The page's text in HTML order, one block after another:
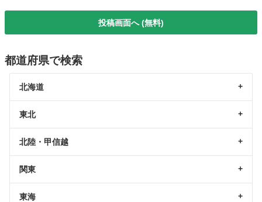
投稿画面へ (無料)
都道府県で検索
北海道
東北
北陸・甲信越
関東
東海